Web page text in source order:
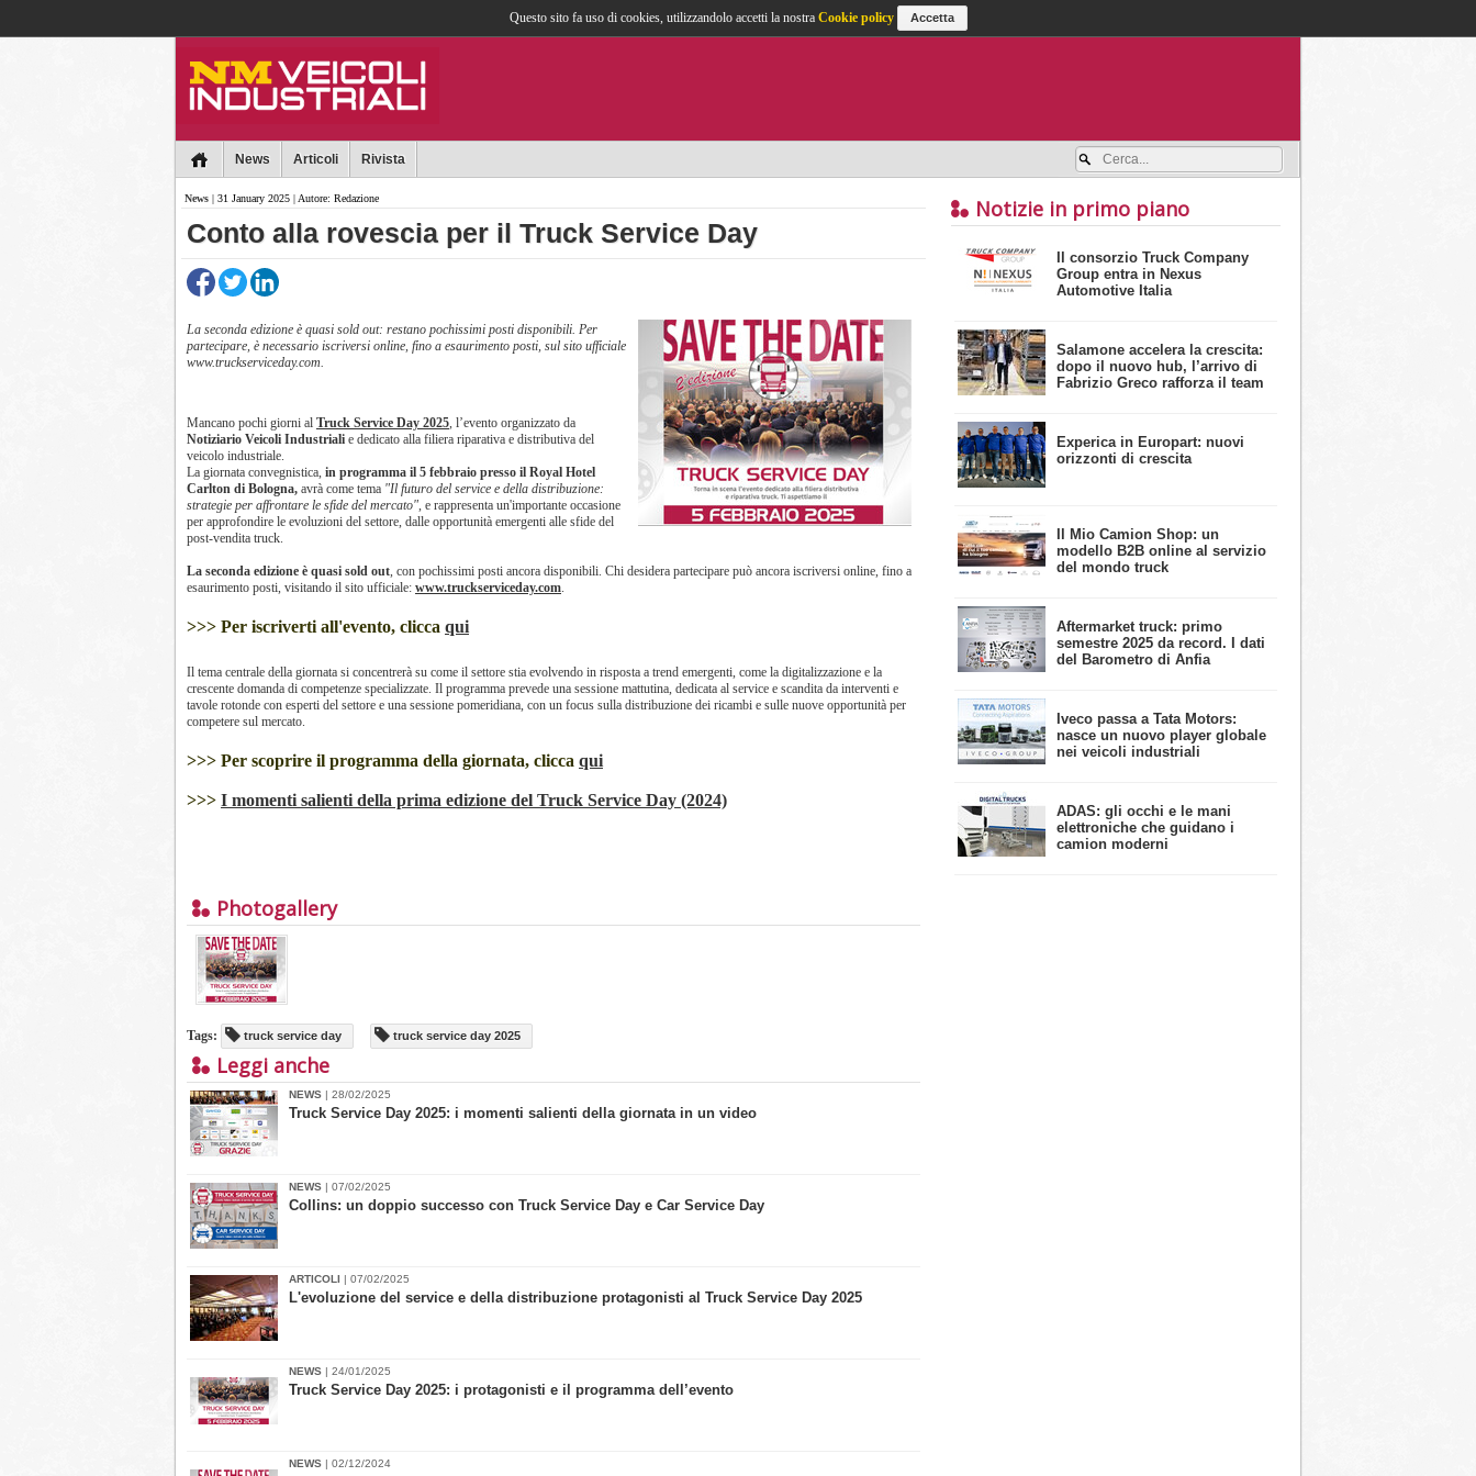
News Articoli Rivista
Notizie in primo piano
Il consorzio Truck Company
Group entra in Nexus
Automotive Italia
Salamone accelera la crescita:
dopo il nuovo hub, l’arrivo di
Fabrizio Greco rafforza il team
Experica in Europart: nuovi
orizzonti di crescita
​Il Mio Camion Shop: un
modello B2B online al servizio
del mondo truck
Aftermarket truck: primo
semestre 2025 da record. I dati
del Barometro di Anfia
Iveco passa a Tata Motors:
nasce un nuovo player globale
nei veicoli industriali
ADAS: gli occhi e le mani
elettroniche che guidano i
camion moderni
News | 31 January 2025 | Autore: Redazione
Conto alla rovescia per il Truck Service Day
La seconda edizione è quasi sold out: restano pochissimi posti disponibili. Per
partecipare, è necessario iscriversi online, fino a esaurimento posti, sul sito ufficiale
www.truckserviceday.com.
Mancano pochi giorni al Truck Service Day 2025, l’evento organizzato da
Notiziario Veicoli Industriali e dedicato alla filiera riparativa e distributiva del
veicolo industriale.
La giornata convegnistica, in programma il 5 febbraio presso il Royal Hotel
Carlton di Bologna, avrà come tema "Il futuro del service e della distribuzione:
strategie per affrontare le sfide del mercato", e rappresenta un'importante occasione
per approfondire le evoluzioni del settore, dalle opportunità emergenti alle sfide del
post-vendita truck.
La seconda edizione è quasi sold out, con pochissimi posti ancora disponibili. Chi desidera partecipare può ancora iscriversi online, fino a
esaurimento posti, visitando il sito ufficiale: www.truckserviceday.com.
>>> Per iscriverti all'evento, clicca qui
Il tema centrale della giornata si concentrerà su come il settore stia evolvendo in risposta a trend emergenti, come la digitalizzazione e la
crescente domanda di competenze specializzate. Il programma prevede una sessione mattutina, dedicata al service e scandita da interventi e
tavole rotonde con esperti del settore e una sessione pomeridiana, con un focus sulla distribuzione dei ricambi e sulle nuove opportunità per
competere sul mercato.
>>> Per scoprire il programma della giornata, clicca qui
>>> I momenti salienti della prima edizione del Truck Service Day (2024)
Photogallery
Tags: truck service day truck service day 2025
Leggi anche
NEWS | 28/02/2025
Truck Service Day 2025: i momenti salienti della giornata in un video
NEWS | 07/02/2025
Collins: un doppio successo con Truck Service Day e Car Service Day
ARTICOLI | 07/02/2025
L'evoluzione del service e della distribuzione protagonisti al Truck Service Day 2025
NEWS | 24/01/2025
​Truck Service Day 2025: i protagonisti e il programma dell’evento
NEWS | 02/12/2024
Questo sito fa uso di cookies, utilizzandolo accetti la nostra Cookie policy Accetta